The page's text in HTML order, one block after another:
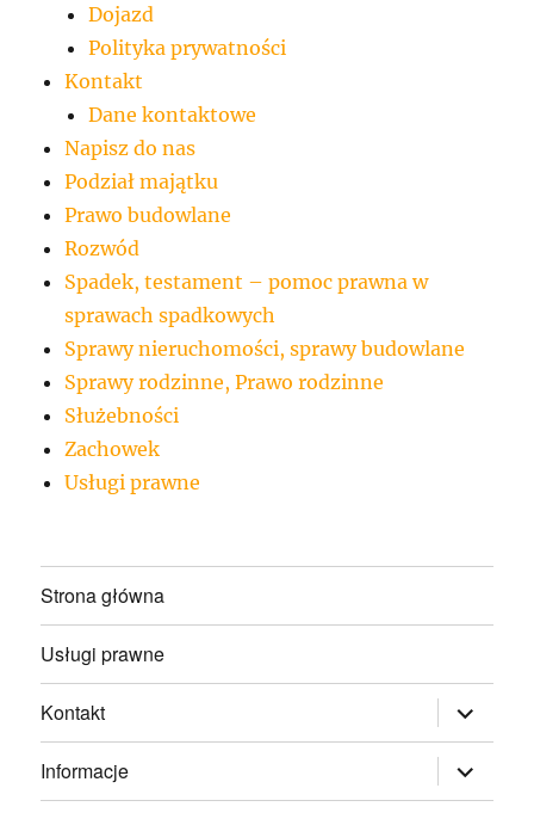
Dojazd
Polityka prywatności
Kontakt
Dane kontaktowe
Napisz do nas
Podział majątku
Prawo budowlane
Rozwód
Spadek, testament – pomoc prawna w
sprawach spadkowych
Sprawy nieruchomości, sprawy budowlane
Sprawy rodzinne, Prawo rodzinne
Służebności
Zachowek
Usługi prawne
Strona główna
Usługi prawne
Kontakt rozwiń
menu
potomne
Informacje
rozwiń
menu
potomne